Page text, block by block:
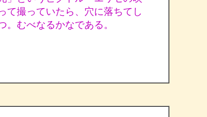
て撮っていたら、穴に落ちてし
むべなるかなである。